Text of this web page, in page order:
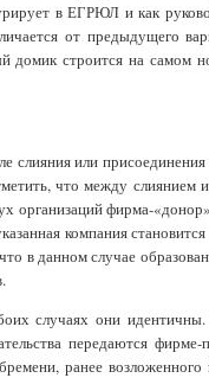
в ЕГРЮЛ и как
от предыдущего
домик строится на самом
слияния или
что между слиянием
организаций фирма-
компания
в данном случае
случаях они
передаются
ранее